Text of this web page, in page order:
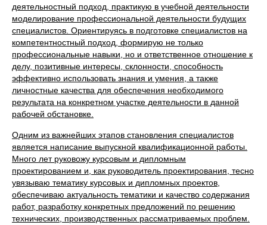
деятельностный подход, практикую в учебной деятельности
моделирование профессиональной деятельности будущих
специалистов. Ориентируясь в подготовке специалистов на
компетентностный подход, формирую не только
профессиональные навыки, но и ответственное отношение к
делу, позитивные интересы, склонности, способность
эффективно использовать знания и умения, а также
личностные качества для обеспечения необходимого
результата на конкретном участке деятельности в данной
рабочей обстановке.
Одним из важнейших этапов становления специалистов
является написание выпускной квалификационной работы.
Много лет руковожу курсовым и дипломным
проектированием и, как руководитель проектирования, тесно
увязываю тематику курсовых и дипломных проектов,
обеспечиваю актуальность тематики и качество содержания
работ, разработку конкретных предложений по решению
технических, производственных рассматриваемых проблем.